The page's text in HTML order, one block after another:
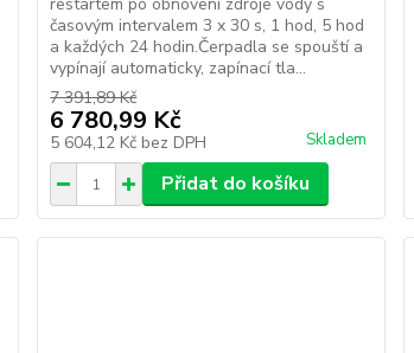
časovým intervalem 3 x 30 s, 1 hod, 5 hod
a každých 24 hodin.Čerpadla se spouští a
vypínají automaticky, zapínací tla...
7 391,89 Kč
6 780,99 Kč
5 604,12 Kč bez DPH Skladem
Přidat do košíku